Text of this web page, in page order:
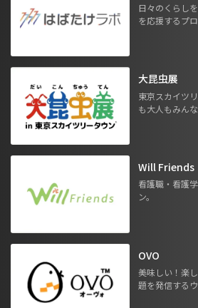
日々のくらし
を応援するプ
大昆虫展
東京スカイツ
も大人もみん
Will Friends
看護職・看護
ン。
OVO
美味しい！楽
題を発信する